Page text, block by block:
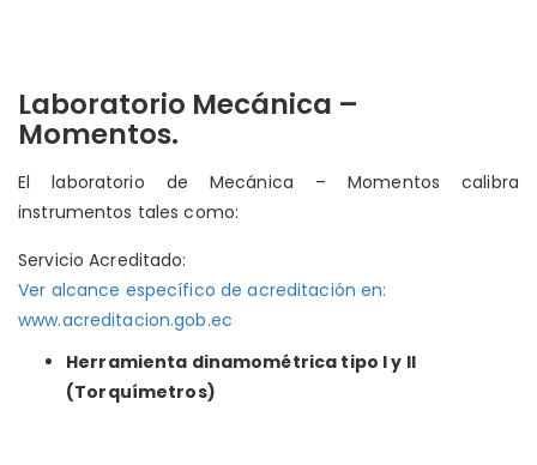
Laboratorio Mecánica –
Momentos.
El laboratorio de Mecánica – Momentos calibra
instrumentos tales como:
Servicio Acreditado:
Ver alcance específico de acreditación en:
www.acreditacion.gob.ec
Herramienta dinamométrica tipo I y II
(Torquímetros)